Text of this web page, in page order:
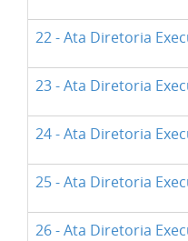
22 - Ata Diretoria
23 - Ata Diretoria
24 - Ata Diretoria
25 - Ata Diretoria
26 - Ata Diretoria